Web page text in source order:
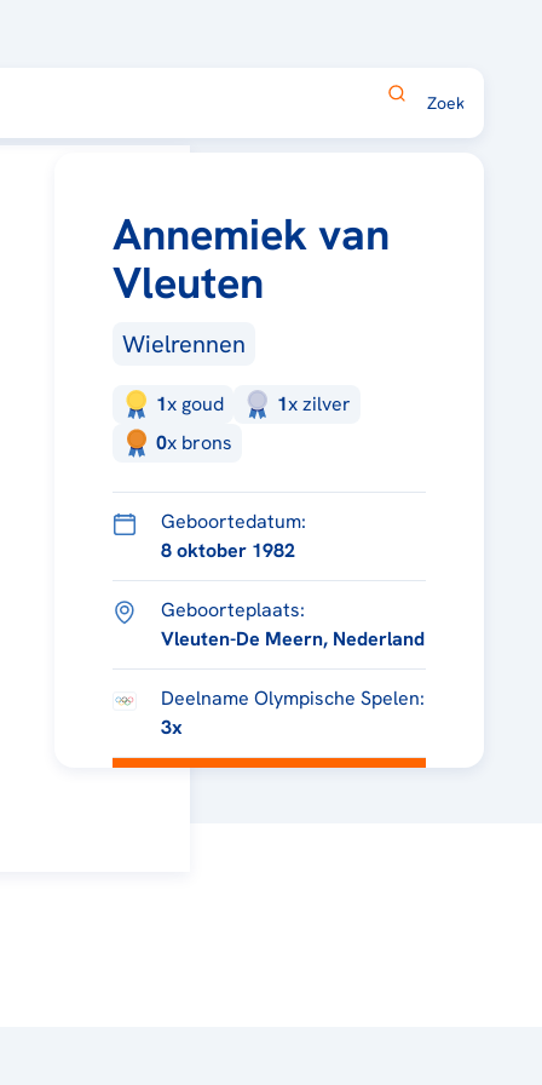
Annemiek van
Vleuten
Wielrennen
1x goud 1xzilver
0x brons
Geboortedatum:
8 oktober 1982
Geboorteplaats:
Vleuten-De Meern, Nederland
Deelname Olympische Spelen:
3x